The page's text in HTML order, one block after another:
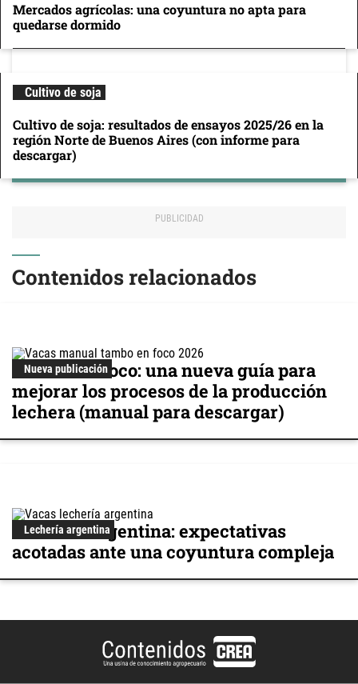
Mercados agrícolas: una coyuntura no apta para
quedarse dormido
Cultivo de soja
Cultivo de soja: resultados de ensayos 2025/26 en la
región Norte de Buenos Aires (con informe para
descargar)
Contenidos relacionados
Nueva publicación
Tambo en Foco: una nueva guía para
mejorar los procesos de la producción
lechera (manual para descargar)
Lechería argentina
Lechería argentina: expectativas
acotadas ante una coyuntura compleja